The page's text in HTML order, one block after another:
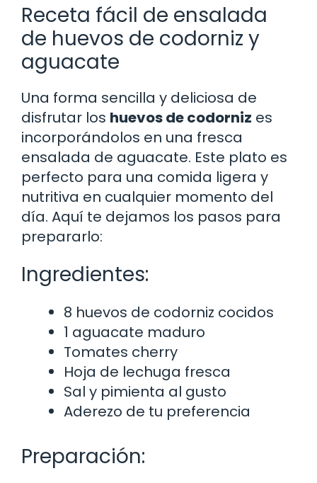
Receta fácil de ensalada
de huevos de codorniz y
aguacate
Una forma sencilla y deliciosa de
disfrutar los huevos de codorniz es
incorporándolos en una fresca
ensalada de aguacate. Este plato es
perfecto para una comida ligera y
nutritiva en cualquier momento del
día. Aquí te dejamos los pasos para
prepararlo:
Ingredientes:
8 huevos de codorniz cocidos
1 aguacate maduro
Tomates cherry
Hoja de lechuga fresca
Sal y pimienta al gusto
Aderezo de tu preferencia
Preparación: